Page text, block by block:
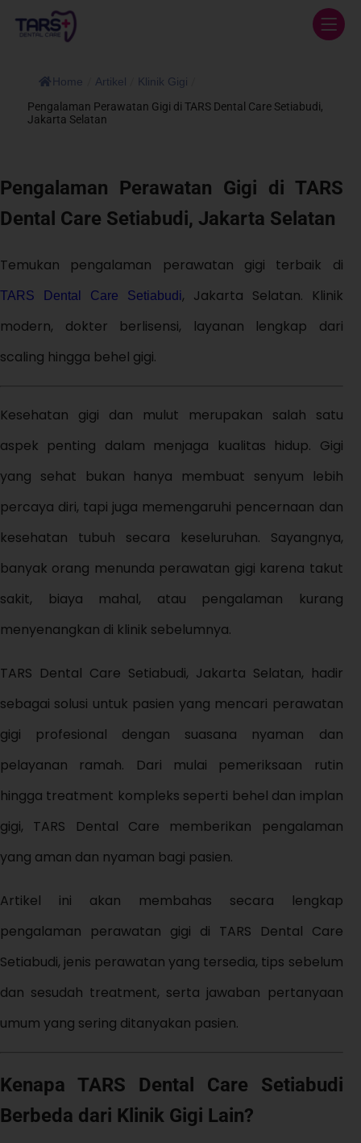
Home Artikel Klinik Gigi
Pengalaman Perawatan Gigi di TARS Dental Care Setiabudi,
Jakarta Selatan
Pengalaman Perawatan Gigi di TARS
Dental Care Setiabudi, Jakarta Selatan
Temukan pengalaman perawatan gigi terbaik di
TARS Dental Care Setiabudi, Jakarta Selatan. Klinik
modern, dokter berlisensi, layanan lengkap dari
scaling hingga behel gigi.
Kesehatan gigi dan mulut merupakan salah satu
aspek penting dalam menjaga kualitas hidup. Gigi
yang sehat bukan hanya membuat senyum lebih
percaya diri, tapi juga memengaruhi pencernaan dan
kesehatan tubuh secara keseluruhan. Sayangnya,
banyak orang menunda perawatan gigi karena takut
sakit, biaya mahal, atau pengalaman kurang
menyenangkan di klinik sebelumnya.
TARS Dental Care Setiabudi, Jakarta Selatan, hadir
sebagai solusi untuk pasien yang mencari perawatan
gigi profesional dengan suasana nyaman dan
pelayanan ramah. Dari mulai pemeriksaan rutin
hingga treatment kompleks seperti behel dan implan
gigi, TARS Dental Care memberikan pengalaman
yang aman dan nyaman bagi pasien.
Artikel ini akan membahas secara lengkap
pengalaman perawatan gigi di TARS Dental Care
Setiabudi, jenis perawatan yang tersedia, tips sebelum
dan sesudah treatment, serta jawaban pertanyaan
umum yang sering ditanyakan pasien.
Kenapa TARS Dental Care Setiabudi
Berbeda dari Klinik Gigi Lain?